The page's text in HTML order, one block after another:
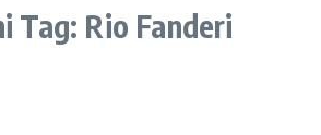
Tag: Rio Fanderi